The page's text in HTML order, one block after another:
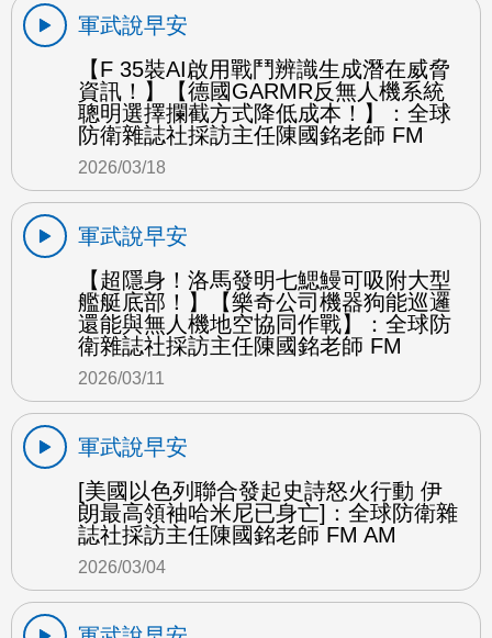
軍武說早安
【F 35裝AI啟用戰鬥辨識生成潛在威脅
資訊！】【德國GARMR反無人機系統
聰明選擇攔截方式降低成本！】：全球
防衛雜誌社採訪主任陳國銘老師 FM
2026/03/18
軍武說早安
【超隱身！洛馬發明七鰓鰻可吸附大型
艦艇底部！】【樂奇公司機器狗能巡邏
還能與無人機地空協同作戰】：全球防
衛雜誌社採訪主任陳國銘老師 FM
2026/03/11
軍武說早安
[美國以色列聯合發起史詩怒火行動 伊
朗最高領袖哈米尼已身亡]：全球防衛雜
誌社採訪主任陳國銘老師 FM AM
2026/03/04